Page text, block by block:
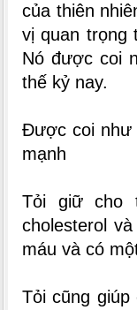
của thiên
vị quan trọng
Nó được coi
thế kỷ nay.
Được coi như
mạnh
Tỏi giữ cho
cholesterol
máu và có
Tỏi cũng